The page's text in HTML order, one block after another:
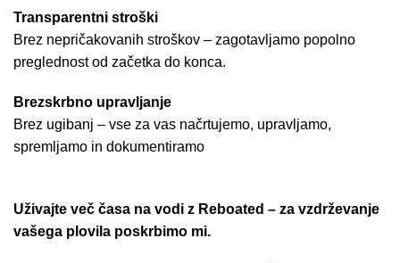
Transparentni stroški
Brez nepričakovanih stroškov – zagotavljamo popolno
preglednost od začetka do konca.
Brezskrbno upravljanje
Brez ugibanj – vse za vas načrtujemo, upravljamo,
spremljamo in dokumentiramo
Uživajte več časa na vodi z Reboated – za vzdrževanje
vašega plovila poskrbimo mi.